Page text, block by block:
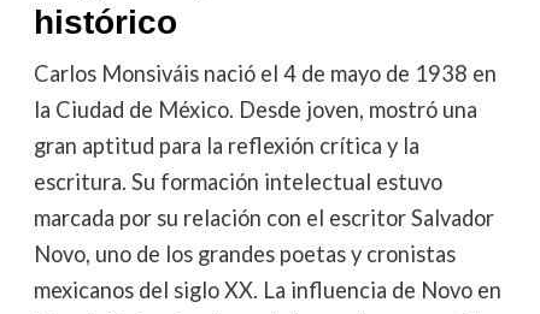
histórico
Carlos Monsiváis nació el 4 de mayo de 1938 en
la Ciudad de México. Desde joven, mostró una
gran aptitud para la reflexión crítica y la
escritura. Su formación intelectual estuvo
marcada por su relación con el escritor Salvador
Novo, uno de los grandes poetas y cronistas
mexicanos del siglo XX. La influencia de Novo en